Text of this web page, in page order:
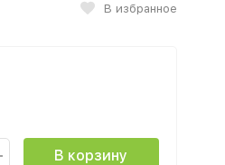
В избранное
В корзину